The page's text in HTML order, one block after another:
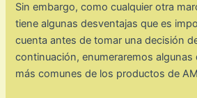
Sin embargo, como cualquier otra
tiene algunas desventajas que es
cuenta antes de tomar una decisión
continuación, enumeraremos algunas
más comunes de los productos de